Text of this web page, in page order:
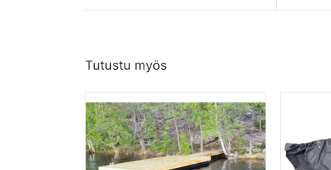
Tutustu myös